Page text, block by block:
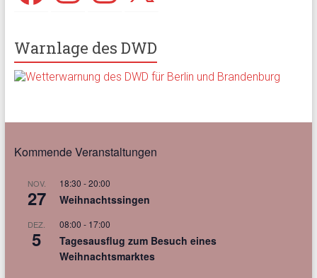
Warnlage des DWD
Kommende Veranstaltungen
NOV.
27
18:30 -20:00
Weihnachtssingen
DEZ.
5
08:00 - 17:00
Tagesausflug zum Besuch eines
Weihnachtsmarktes